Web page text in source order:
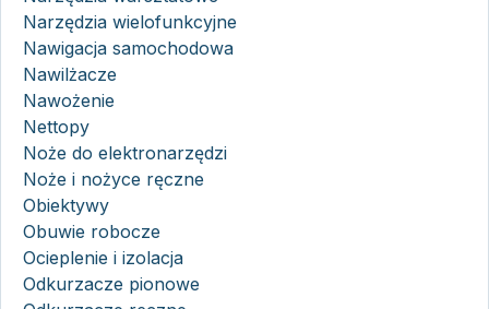
Narzędzia wielofunkcyjne
Nawigacja samochodowa
Nawilżacze
Nawożenie
Nettopy
Noże do elektronarzędzi
Noże i nożyce ręczne
Obiektywy
Obuwie robocze
Ocieplenie i izolacja
Odkurzacze pionowe